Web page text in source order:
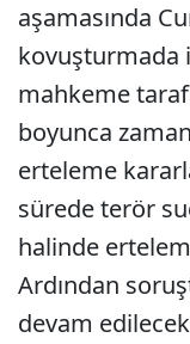
aşamasında
kovuşturmada
mahkeme
boyunca
erteleme
sürede terör
halinde
Ardından
devam